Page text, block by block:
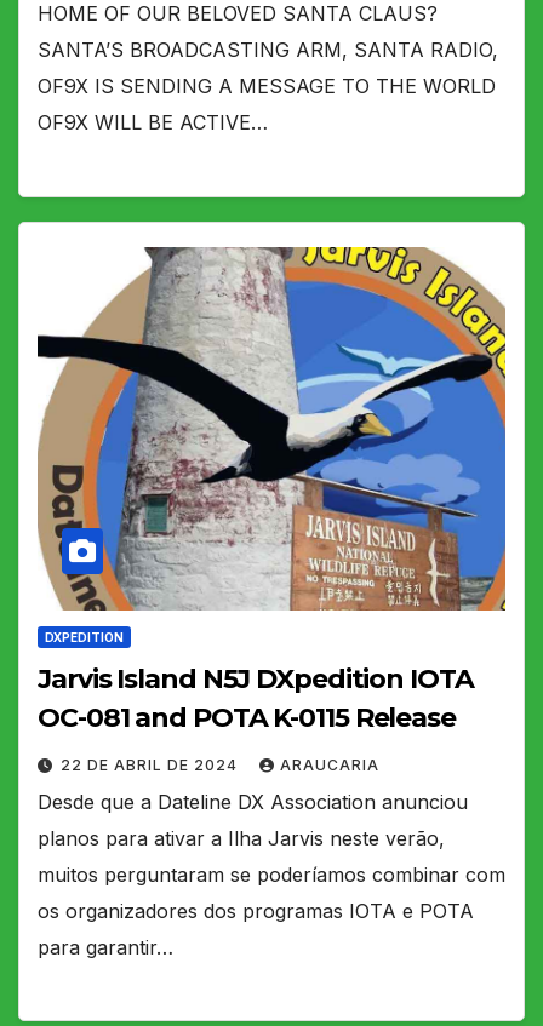
HOME OF OUR BELOVED SANTA CLAUS?
SANTA’S BROADCASTING ARM, SANTA RADIO,
OF9X IS SENDING A MESSAGE TO THE WORLD
OF9X WILL BE ACTIVE…
DXPEDITION
Jarvis Island N5J DXpedition IOTA
OC-081 and POTA K-0115 Release
22 DE ABRIL DE 2024 ARAUCARIA
Desde que a Dateline DX Association anunciou
planos para ativar a Ilha Jarvis neste verão,
muitos perguntaram se poderíamos combinar com
os organizadores dos programas IOTA e POTA
para garantir…